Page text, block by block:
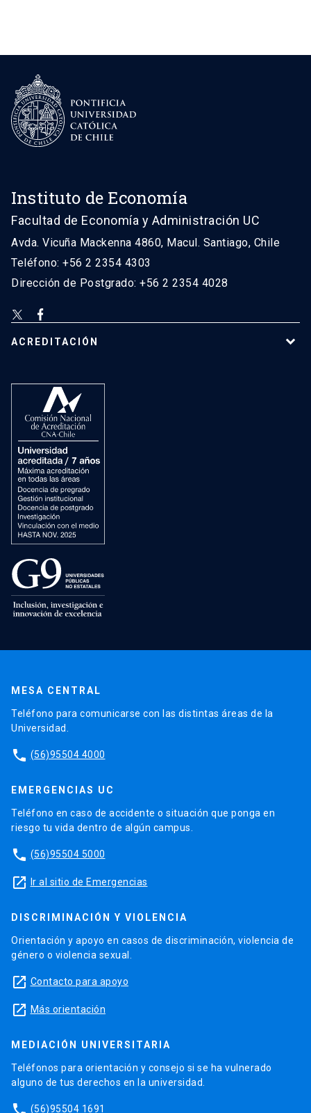
Instituto de Economía
Facultad de Economía y Administración UC
Avda. Vicuña Mackenna 4860, Macul. Santiago, Chile
Teléfono: +56 2 2354 4303
Dirección de Postgrado: +56 2 2354 4028
ACREDITACIÓN
MESA CENTRAL
Teléfono para comunicarse con las distintas áreas de la
Universidad.
phone (56)95504 4000
EMERGENCIAS UC
Teléfono en caso de accidente o situación que ponga en
riesgo tu vida dentro de algún campus.
phone (56)95504 5000
launch Ir al sitio de Emergencias
DISCRIMINACIÓN Y VIOLENCIA
Orientación y apoyo en casos de discriminación, violencia de
género o violencia sexual.
launch Contacto para apoyo
launch Más orientación
MEDIACIÓN UNIVERSITARIA
Teléfonos para orientación y consejo si se ha vulnerado
alguno de tus derechos en la universidad.
(56)95504 1691